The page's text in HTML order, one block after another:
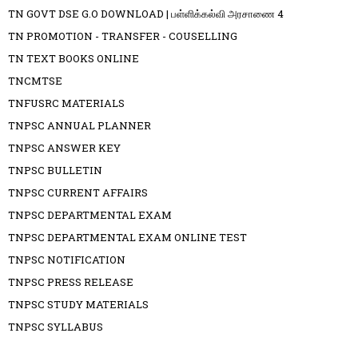
TN GOVT DSE G.O DOWNLOAD | பள்ளிக்கல்வி அரசாணை 4
TN PROMOTION - TRANSFER - COUSELLING
TN TEXT BOOKS ONLINE
TNCMTSE
TNFUSRC MATERIALS
TNPSC ANNUAL PLANNER
TNPSC ANSWER KEY
TNPSC BULLETIN
TNPSC CURRENT AFFAIRS
TNPSC DEPARTMENTAL EXAM
TNPSC DEPARTMENTAL EXAM ONLINE TEST
TNPSC NOTIFICATION
TNPSC PRESS RELEASE
TNPSC STUDY MATERIALS
TNPSC SYLLABUS